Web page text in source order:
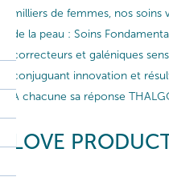
milliers de femmes, nos
de la peau : Soins
correcteurs et galéniques
conjuguant innovation et
A chacune sa réponse
LOVE